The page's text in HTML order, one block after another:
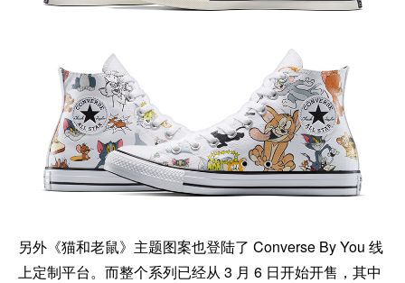
另外《猫和老鼠》主题图案也登陆了 Converse By You 线
上定制平台。而整个系列已经从 3 月 6 日开始开售，其中